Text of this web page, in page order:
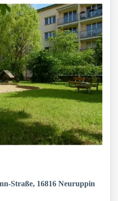
Straße, 16816 Neuruppin